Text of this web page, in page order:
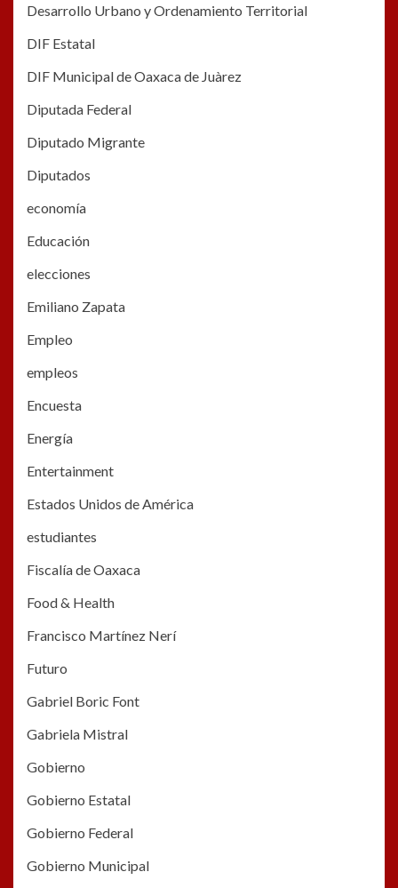
Desarrollo Urbano y Ordenamiento Territorial
DIF Estatal
DIF Municipal de Oaxaca de Juàrez
Diputada Federal
Diputado Migrante
Diputados
economía
Educación
elecciones
Emiliano Zapata
Empleo
empleos
Encuesta
Energía
Entertainment
Estados Unidos de América
estudiantes
Fiscalía de Oaxaca
Food & Health
Francisco Martínez Nerí
Futuro
Gabriel Boric Font
Gabriela Mistral
Gobierno
Gobierno Estatal
Gobierno Federal
Gobierno Municipal